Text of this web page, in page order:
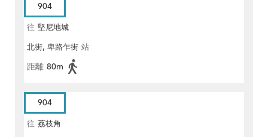
904
往 堅尼地城
北街, 卑路乍街 站
距離 80m
904
往 荔枝角